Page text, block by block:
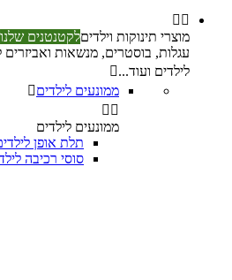
 
מוצרי תינוקות וילדיםלקטנטנים שלנו
עגלות, בוסטרים, מנשאות
לילדים ועוד...
ממונעים לילדים
 
ממונעים לילדים
תלת אופן
סוסי רכיבה